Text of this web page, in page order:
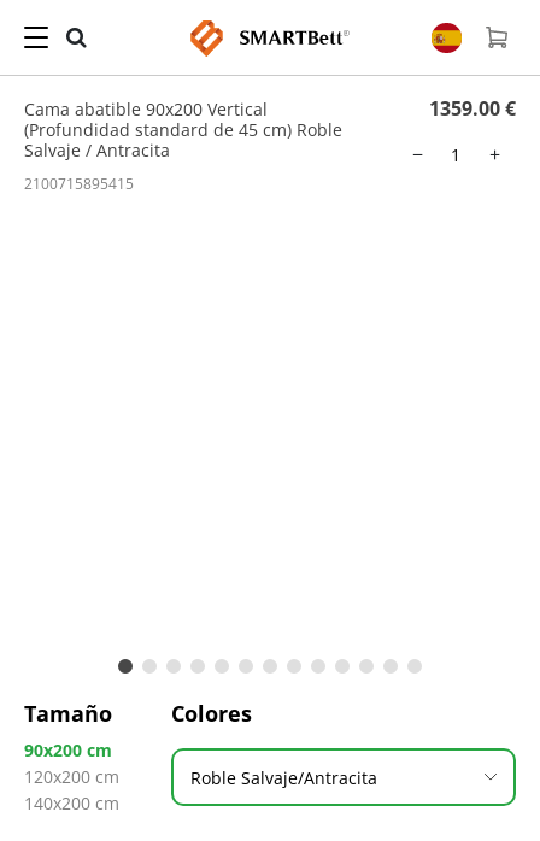
Hogar Cama Abatible
/ Cama abatible 90x200 Vertical (Profundidad standard de 45
Cama abatible 90x200 Vertical
(Profundidad standard de 45 cm) Roble
Salvaje / Antracita
1359.00 €
−
+
2100715895415
Tamaño
90x200 cm
120x200 cm
140x200 cm
Colores
Roble Salvaje/Antracita